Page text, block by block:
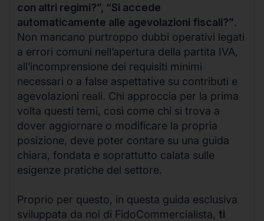
con altri regimi?”, “Si accede
automaticamente alle agevolazioni fiscali?”.
Non mancano purtroppo dubbi operativi legati
a errori comuni nell’apertura della partita IVA,
all’incomprensione dei requisiti minimi
necessari o a false aspettative su contributi e
agevolazioni reali. Chi approccia per la prima
volta questi temi, così come chi si trova a
dover aggiornare o modificare la propria
posizione, deve poter contare su una guida
chiara, fondata e soprattutto calata sulle
esigenze pratiche del settore.
Proprio per questo, in questa guida esclusiva
sviluppata da noi di FidoCommercialista, ti